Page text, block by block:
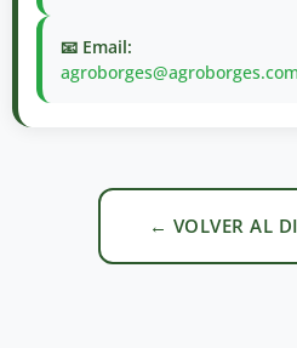
📧 Email:
agroborges@agroborges.com
← VOLVER AL